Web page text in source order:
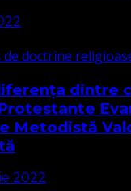
de doctrine
dintre
Metodistă
2022